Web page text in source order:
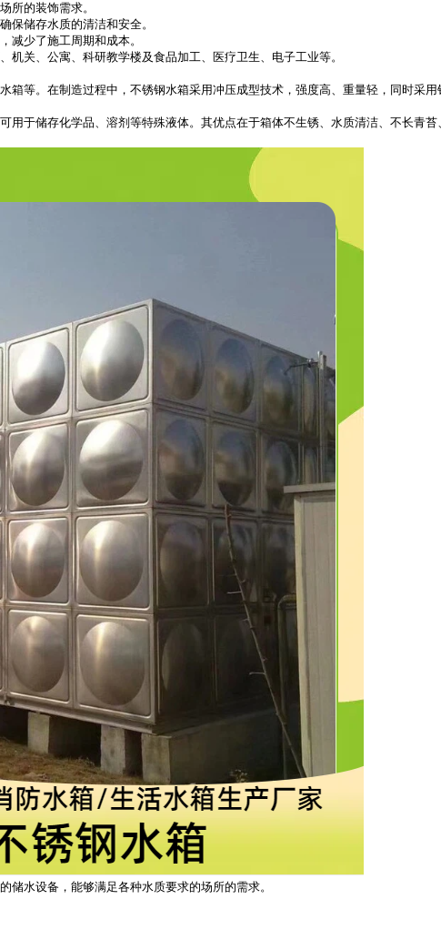
所的装饰需求。
保储存水质的清洁和安全。
减少了施工周期和成本。
关、公寓、科研教学楼及食品加工、医疗卫生、电子工业等。
箱等。在制造过程中，不锈钢水箱采用冲压成型技术，强度高、重量轻，同时采
用于储存化学品、溶剂等特殊液体。其优点在于箱体不生锈、水质清洁、不长青
水设备，能够满足各种水质要求的场所的需求。